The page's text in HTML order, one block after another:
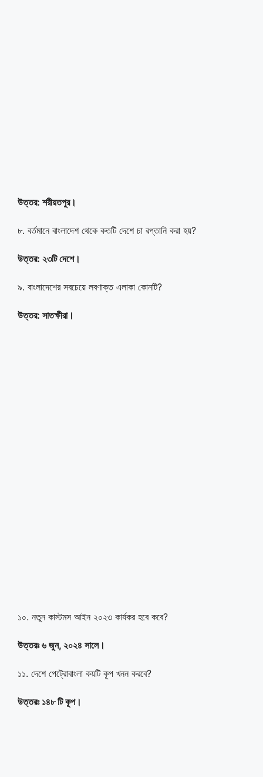
উত্তর: শরীয়তপুর।
৮. বর্তমানে বাংলাদেশ থেকে কতটি দেশে চা রপ্তানি করা হয়?
উত্তর: ২৩টি দেশে।
৯. বাংলাদেশের সবচেয়ে লবণাক্ত এলাকা কোনটি?
উত্তর: সাতক্ষীরা।
১০. নতুন কাস্টমস আইন ২০২৩ কার্যকর হবে কবে?
উত্তরঃ ৬ জুন, ২০২৪ সালে।
১১. দেশে পেট্রোবাংলা কয়টি কূপ খনন করবে?
উত্তরঃ ১৪৮ টি কূপ।